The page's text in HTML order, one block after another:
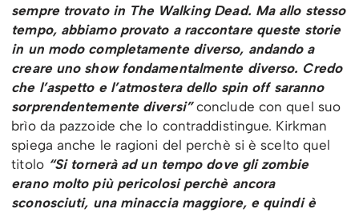
sempre trovato in The Walking Dead. Ma allo stesso
tempo, abbiamo provato a raccontare queste storie
in un modo completamente diverso, andando a
creare uno show fondamentalmente diverso. Credo
che l’aspetto e l’atmostera dello spin off saranno
sorprendentemente diversi”conclude con quel suo
brìo da pazzoide che lo contraddistingue. Kirkman
spiega anche le ragioni del perchè si è scelto quel
titolo “Si tornerà ad un tempo dove gli zombie
erano molto più pericolosi perchè ancora
sconosciuti, una minaccia maggiore, e quindi è